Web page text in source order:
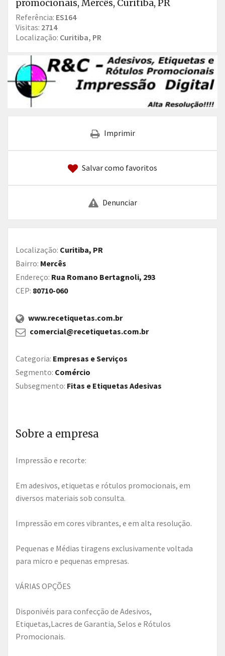
promocionais, Mercês, Curitiba, PR
Referência: ES164
Visitas: 2714
Localização: Curitiba, PR
Imprimir
Salvar como favoritos
Denunciar
Localização: Curitiba, PR
Bairro: Mercês
Endereço: Rua Romano Bertagnoli, 293
CEP: 80710-060
www.recetiquetas.com.br
comercial@recetiquetas.com.br
Categoria: Empresas e Serviços
Segmento: Comércio
Subsegmento: Fitas e Etiquetas Adesivas
Sobre a empresa
Impressão e recorte:
Em adesivos, etiquetas e rótulos promocionais, em
diversos materiais sob consulta.
Impressão em cores vibrantes, e em alta resolução.
Pequenas e Médias tiragens exclusivamente voltada
para micro e pequenas empresas.
VÁRIAS OPÇÕES
Disponivéis para confecção de Adesivos,
Etiquetas,Lacres de Garantia, Selos e Rótulos
Promocionais.